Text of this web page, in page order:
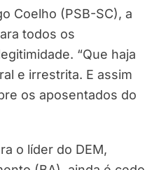
Coelho (PSB-SC), a
todos os
“Que haja
e irrestrita. E assim
os aposentados do
o líder do DEM,